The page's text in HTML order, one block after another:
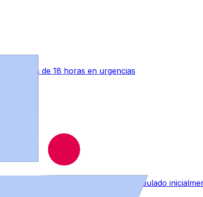
tras más de 18 horas en urgencias
afectará a menos personal del estipulado